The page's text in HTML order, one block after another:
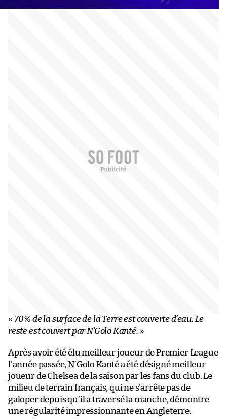
« 70% de la surface de la Terre est couverte d’eau. Le
reste est couvert par N’Golo Kanté. »
Après avoir été élu meilleur joueur de Premier League
l’année passée, N’Golo Kanté a été désigné meilleur
joueur de Chelsea de la saison par les fans du club. Le
milieu de terrain français, qui ne s’arrête pas de
galoper depuis qu’il a traversé la manche, démontre
une régularité impressionnante en Angleterre.